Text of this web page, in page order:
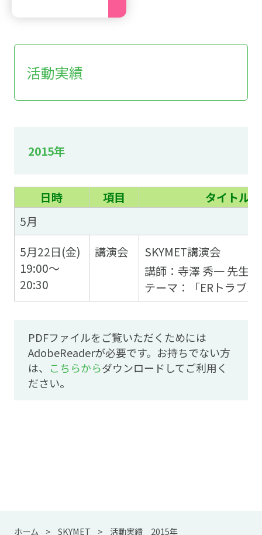
活動実績
2015年
日時 項目
タイトル
5月
5月22日(金)
19:00～
20:30
講演会
SKYMET講演会
講師：寺澤 秀一 先生
テーマ：「ERトラブ
PDFファイルをご覧いただくためには
AdobeReaderが必要です。お持ちでない方
は、 こちらからダウンロードしてご利用く
ださい。
ホーム SKYMET 活動実績 2015年